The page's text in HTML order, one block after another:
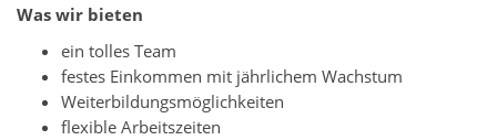
Was wir bieten
ein tolles Team
festes Einkommen mit jährlichem Wachstum
Weiterbildungsmöglichkeiten
flexible Arbeitszeiten